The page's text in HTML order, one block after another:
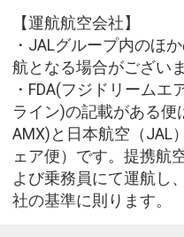
【運航航空会社】
・JALグループ内のほ
航となる場合がございま
・FDA(フジドリームエ
ライン)の記載がある便
AMX)と日本航空（JAL
ェア便）です。提携航
よび乗務員にて運航し
社の基準に則ります。